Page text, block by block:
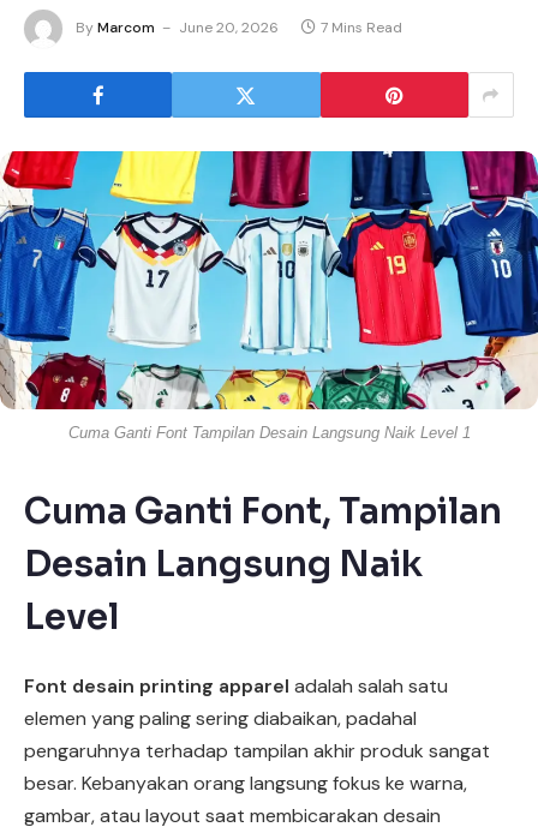
ByMarcom June 20, 2026 7 Mins Read
Cuma Ganti Font Tampilan Desain Langsung Naik Level 1
Cuma Ganti Font, Tampilan
Desain Langsung Naik
Level
Font desain printing apparel adalah salah satu
elemen yang paling sering diabaikan, padahal
pengaruhnya terhadap tampilan akhir produk sangat
besar. Kebanyakan orang langsung fokus ke warna,
gambar, atau layout saat membicarakan desain